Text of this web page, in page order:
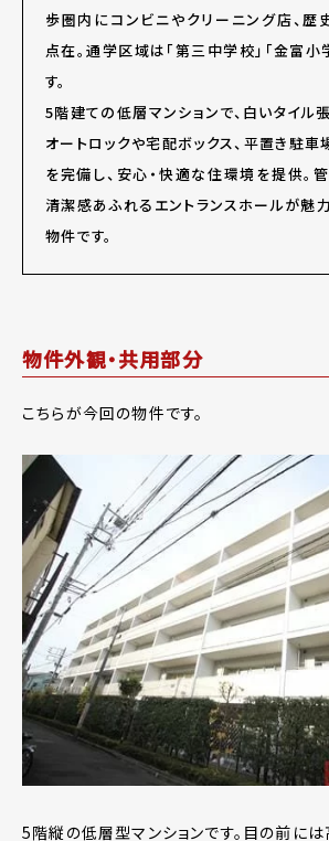
歩圏内にコンビニやクリーニング店、歴
点在。通学区域は「第三中学校」「金富小
す。
5階建ての低層マンションで、白いタイル
オートロックや宅配ボックス、平置き駐車
を完備し、安心・快適な住環境を提供。
清潔感あふれるエントランスホールが魅
物件です。
物件外観・共用部分
こちらが今回の物件です。
5階縦の低層型マンションです。目の前に